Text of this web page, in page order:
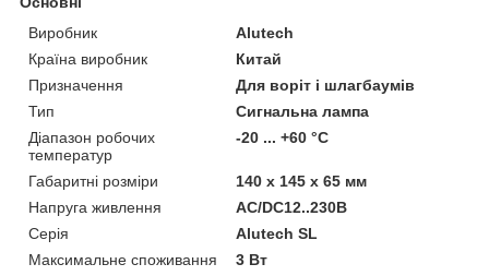
Виробник
Alutech
Країна виробник
Китай
Призначення
Для воріт і шлагбаумів
Тип
Сигнальна лампа
Діапазон робочих
температур
-20 ... +60 °С
Габаритні розміри
140 х 145 х 65 мм
Напруга живлення
AC/DC12..230B
Серія
Alutech SL
Максимальне споживання
3 Вт